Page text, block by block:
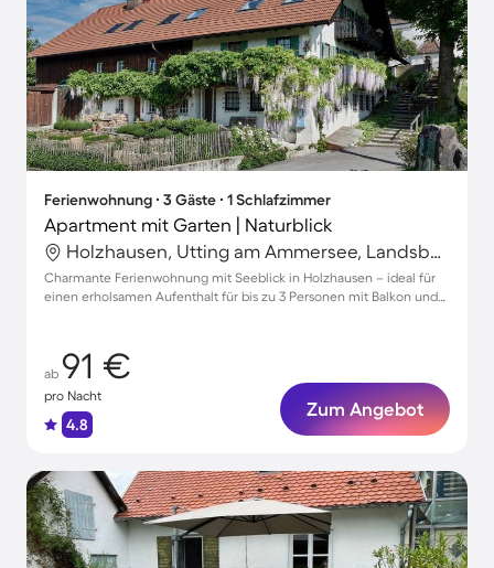
Ferienwohnung ∙ 3 Gäste ∙ 1 Schlafzimmer
Apartment mit Garten | Naturblick
Holzhausen, Utting am Ammersee, Landsberg am Lech
Charmante Ferienwohnung mit Seeblick in Holzhausen – ideal für
einen erholsamen Aufenthalt für bis zu 3 Personen mit Balkon und
ab 91 €
pro Nacht
4.8
Zum Angebot